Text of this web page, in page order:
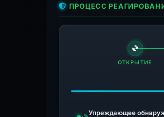
ПРОЦЕСС
ОТКРЫТИЕ
Упреждающее